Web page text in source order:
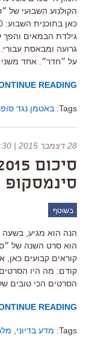
הקולנוע השבועי של
גילדת הבמאים והפך
על ״חדר״. אחד
READING
Tags: באטמן נגד
28 דצמבר 2015 | 07:30
סינמסקופ
בשוטף
הנה הוא מגיע,
הוא סרט השנה של
קוראים קבועים כאן,
הסרטים הכי טובים
READING
Tags: מדע בדיוני